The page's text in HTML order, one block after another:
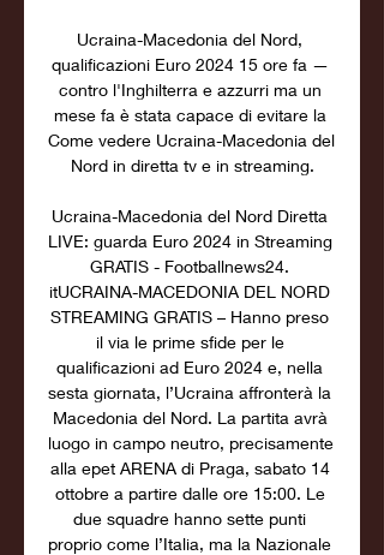
Ucraina-Macedonia del Nord,
qualificazioni Euro 2024 15 ore fa —
contro l'Inghilterra e azzurri ma un
mese fa è stata capace di evitare la
Come vedere Ucraina-Macedonia del
Nord in diretta tv e in streaming.
Ucraina-Macedonia del Nord Diretta
LIVE: guarda Euro 2024 in Streaming
GRATIS - Footballnews24.
itUCRAINA-MACEDONIA DEL NORD
STREAMING GRATIS – Hanno preso
il via le prime sfide per le
qualificazioni ad Euro 2024 e, nella
sesta giornata, l’Ucraina affronterà la
Macedonia del Nord. La partita avrà
luogo in campo neutro, precisamente
alla epet ARENA di Praga, sabato 14
ottobre a partire dalle ore 15:00. Le
due squadre hanno sette punti
proprio come l’Italia, ma la Nazionale